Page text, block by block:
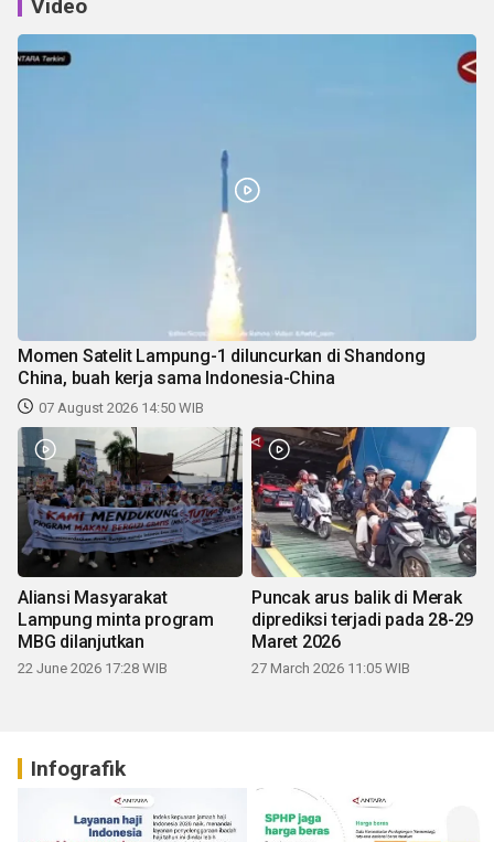
Video
Momen Satelit Lampung-1 diluncurkan di Shandong
China, buah kerja sama Indonesia-China
07 August 2026 14:50 WIB
Aliansi Masyarakat
Lampung minta program
MBG dilanjutkan
22 June 2026 17:28 WIB
Puncak arus balik di Merak
diprediksi terjadi pada 28-29
Maret 2026
27 March 2026 11:05 WIB
Infografik